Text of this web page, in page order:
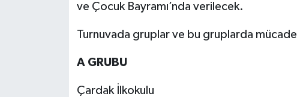
ve Çocuk Bayramı’nda verilecek.
Turnuvada gruplar ve bu gruplarda
A GRUBU
Çardak İlkokulu